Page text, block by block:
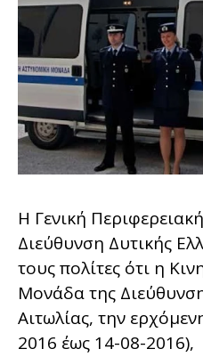
Η Γενική
Διεύθυνση Δυτικής
τους πολίτες ότι η
Μονάδα της
Αιτωλίας, την
2016 έως 14-08-2016),